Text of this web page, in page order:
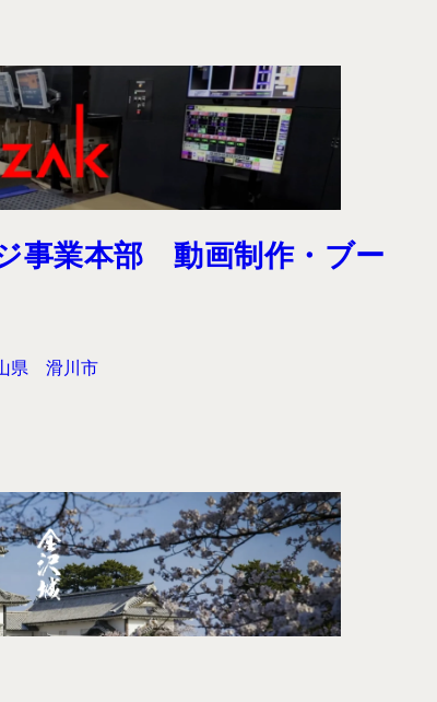
事業本部 動画制作・ブー
県 滑川市